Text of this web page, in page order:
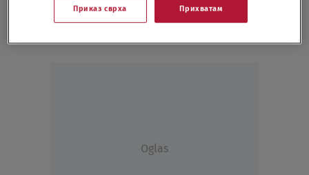
Oglas
Приказ сврха Прихватам